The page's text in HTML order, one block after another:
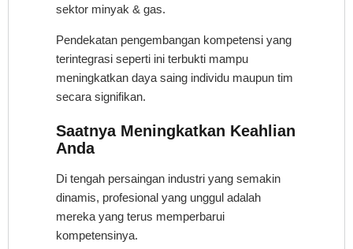
sektor minyak & gas.
Pendekatan pengembangan kompetensi yang
terintegrasi seperti ini terbukti mampu
meningkatkan daya saing individu maupun tim
secara signifikan.
Saatnya Meningkatkan Keahlian
Anda
Di tengah persaingan industri yang semakin
dinamis, profesional yang unggul adalah
mereka yang terus memperbarui
kompetensinya.